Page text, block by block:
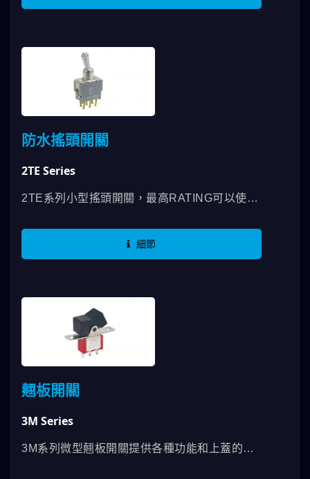
用者更完善的固定方式。 在外觀方面，我們擁
有各種配件及撥柄樣式，讓您使用德利威搖頭開
關的時候，有更多元性的選擇。
防水搖頭開關
2TE Series
2TE系列小型搖頭開關，最高RATING可以使用
水達到IP65等級。有三種不同的端子腳選項可
細節
翹板開關
3M Series
3M系列微型翹板開關提供各種功能和上蓋的選